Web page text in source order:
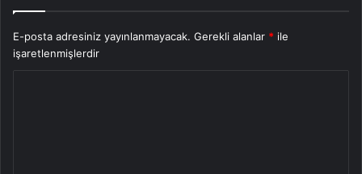
E-posta adresiniz yayınlanmayacak. Gerekli alanlar * ile
işaretlenmişlerdir